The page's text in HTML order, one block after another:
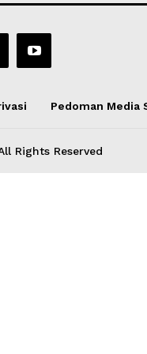
Pedoman Media
Rights Reserved